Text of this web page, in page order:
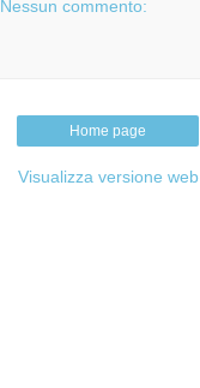
Nessun commento:
Home page
Visualizza versione web